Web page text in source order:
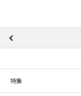
特集